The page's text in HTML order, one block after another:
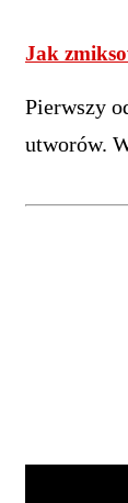
Jak
Pierwszy
utworów.